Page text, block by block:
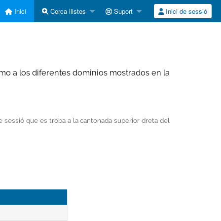
Inici Cerca llistes Suport Inici de sessió
a los diferentes dominios mostrados en la
que es troba a la cantonada superior dreta del